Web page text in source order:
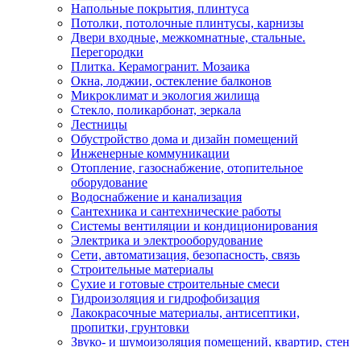
Напольные покрытия, плинтуса
Потолки, потолочные плинтусы, карнизы
Двери входные, межкомнатные, стальные.
Перегородки
Плитка. Керамогранит. Мозаика
Окна, лоджии, остекление балконов
Микроклимат и экология жилища
Стекло, поликарбонат, зеркала
Лестницы
Обустройство дома и дизайн помещений
Инженерные коммуникации
Отопление, газоснабжение, отопительное
оборудование
Водоснабжение и канализация
Сантехника и сантехнические работы
Системы вентиляции и кондиционирования
Электрика и электрооборудование
Сети, автоматизация, безопасность, связь
Строительные материалы
Сухие и готовые строительные смеси
Гидроизоляция и гидрофобизация
Лакокрасочные материалы, антисептики,
пропитки, грунтовки
Звуко- и шумоизоляция помещений, квартир, стен